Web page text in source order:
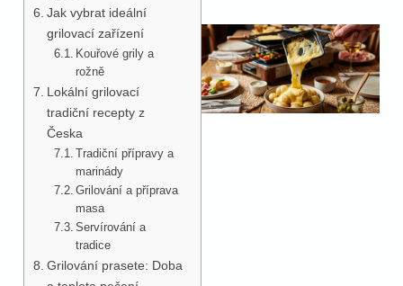
Jak vybrat ideální
grilovací zařízení
Kouřové grily a
rožně
Lokální grilovací
tradiční recepty z
Česka
Tradiční přípravy a
marinády
Grilování a příprava
masa
Servírování a
tradice
Grilování prasete: Doba